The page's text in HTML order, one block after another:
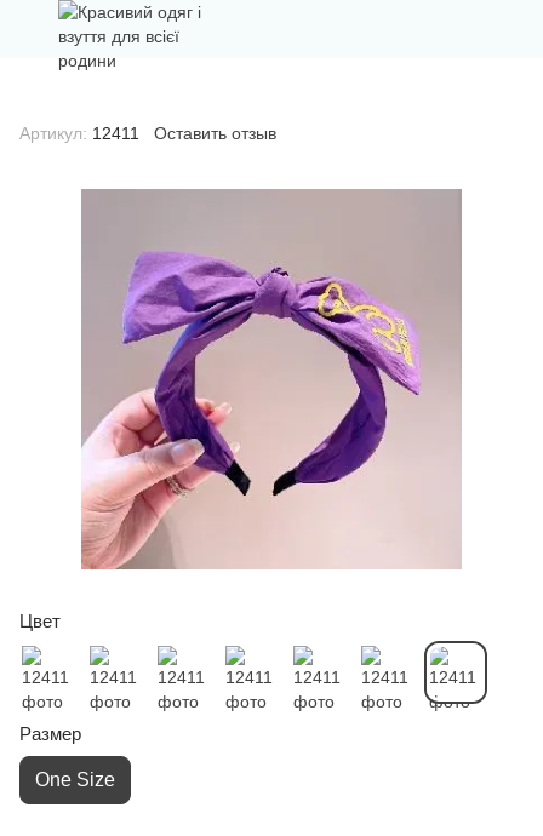
Артикул: 12411 Оставить отзыв
Цвет
Размер
One Size